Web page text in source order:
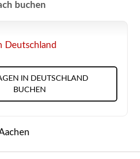
buchen
IN DEUTSCHLAND
BUCHEN